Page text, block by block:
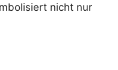
nicht nur